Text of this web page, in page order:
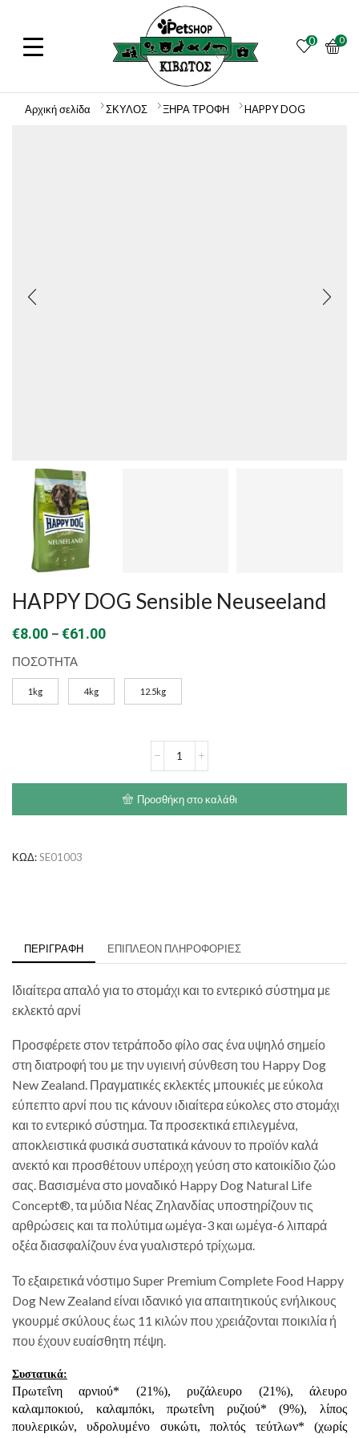
0 0
Αρχική σελίδα ΣΚΥΛΟΣ ΞΗΡΑ ΤΡΟΦΗ HAPPY DOG
HAPPY DOG Sensible Neuseeland
€8.00 –€61.00Price
€8.00
through
ΠΟΣΟΤΗΤΑ
1kg 4kg 12.5kg
ποσότητα
Προσθήκη στο καλάθι
ΚΩΔ:SE01003
ΠΕΡΙΓΡΑΦΉ ΕΠΙΠΛΈΟΝ ΠΛΗΡΟΦΟΡΊΕΣ
Ιδιαίτερα απαλό για το στομάχι και το εντερικό σύστημα με
εκλεκτό αρνί
Προσφέρετε στον τετράποδο φίλο σας ένα υψηλό σημείο
στη διατροφή του με την υγιεινή σύνθεση του Happy Dog
New Zealand. Πραγματικές εκλεκτές μπουκιές με εύκολα
εύπεπτο αρνί που τις κάνουν ιδιαίτερα εύκολες στο στομάχι
και το εντερικό σύστημα. Τα προσεκτικά επιλεγμένα,
αποκλειστικά φυσικά συστατικά κάνουν το προϊόν καλά
ανεκτό και προσθέτουν υπέροχη γεύση στο κατοικίδιο ζώο
σας. Βασισμένα στο μοναδικό Happy Dog Natural Life
Concept®, τα μύδια Νέας Ζηλανδίας υποστηρίζουν τις
αρθρώσεις και τα πολύτιμα ωμέγα-3 και ωμέγα-6 λιπαρά
οξέα διασφαλίζουν ένα γυαλιστερό τρίχωμα.
Το εξαιρετικά νόστιμο Super Premium Complete Food Happy
Dog New Zealand είναι ιδανικό για απαιτητικούς ενήλικους
γκουρμέ σκύλους έως 11 κιλών που χρειάζονται ποικιλία ή
που έχουν ευαίσθητη πέψη.
Συστατικά:
Πρωτεΐνη αρνιού* (21%), ρυζάλευρο (21%), άλευρο
καλαμποκιού, καλαμπόκι, πρωτεΐνη ρυζιού* (9%), λίπος
πουλερικών, υδρολυμένο συκώτι, πολτός τεύτλων* (χωρίς